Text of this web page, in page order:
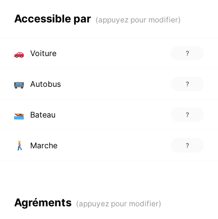
Accessible par
Voiture ?
Autobus ?
Bateau ?
Marche ?
Agréments